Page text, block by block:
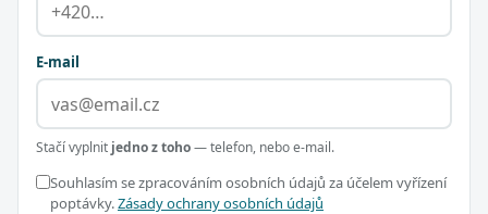
E-mail
Stačí vyplnit jedno z toho— telefon, nebo e-mail.
Souhlasím se zpracováním osobních údajů za účelem vyřízení
poptávky.Zásady ochrany osobních údajů